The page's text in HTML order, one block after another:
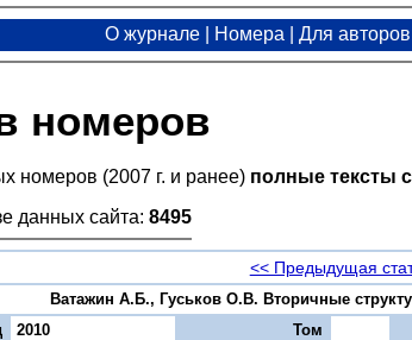
О журнале Номера Для авторов
номеров
номеров (2007 г. и ранее) полные тексты
данных сайта: 8495
<< Предыдущая
Ватажин А.Б., Гуськов О.В. Вторичные
2010 Том